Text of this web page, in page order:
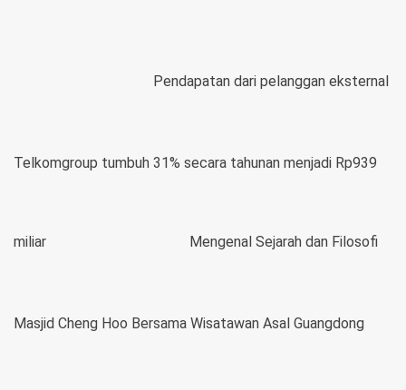
Pendapatan dari pelanggan eksternal
Telkomgroup tumbuh 31% secara tahunan menjadi Rp939
miliar Mengenal Sejarah dan Filosofi
Masjid Cheng Hoo Bersama Wisatawan Asal Guangdong